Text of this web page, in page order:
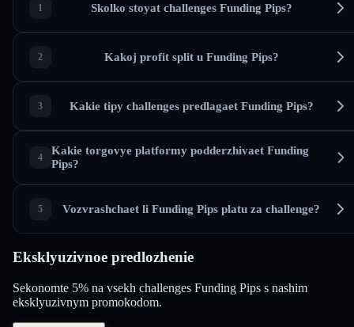
Skolko stoyat challenges Funding Pips?
Kakoj profit split u Funding Pips?
Kakie tipy challenges predlagaet Funding Pips?
Kakie torgovye platformy podderzhivaet Funding
Pips?
Vozvrashchaet li Funding Pips platu za challenge?
Eksklyuzivnoe predlozhenie
Sekonomte 5% na vsekh challenges Funding Pips s nashim
eksklyuzivnym promokodom.